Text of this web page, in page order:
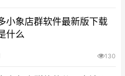
小象店群软件最新版下载
什么
130